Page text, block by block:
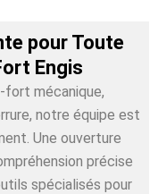
pour Toute
Engis
fort mécanique,
notre équipe est
Une ouverture
précise
spécialisés pour